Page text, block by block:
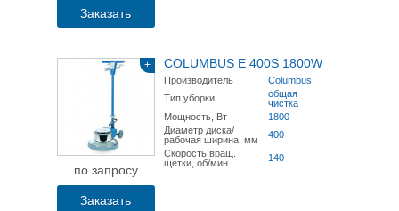
Заказать
+
по запросу
Заказать
COLUMBUS E 400S 1800W
Производитель
Columbus
Тип уборки
общая
чистка
Мощность, Вт
1800
Диаметр диска/
рабочая ширина, мм
400
Скорость вращ.
щетки, об/мин
140